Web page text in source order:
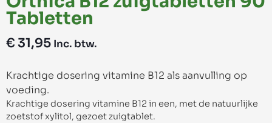
Tabletten
€ 31,95 Inc. btw.
Krachtige dosering vitamine B12 als aanvulling op
voeding.
Krachtige dosering vitamine B12 in een, met de natuurlijke
zoetstof xylitol, gezoet zuigtablet.